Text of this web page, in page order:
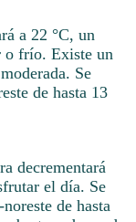
a 22 °C, un
o frío. Existe un
Se
de hasta 13
decrementará
el día. Se
de hasta